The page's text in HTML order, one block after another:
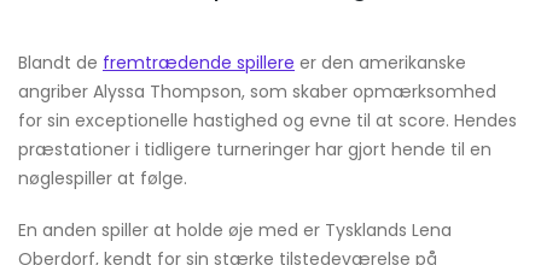
Blandt de fremtrædende spillere er den amerikanske
angriber Alyssa Thompson, som skaber opmærksomhed
for sin exceptionelle hastighed og evne til at score. Hendes
præstationer i tidligere turneringer har gjort hende til en
nøglespiller at følge.
En anden spiller at holde øje med er Tysklands Lena
Oberdorf, kendt for sin stærke tilstedeværelse på